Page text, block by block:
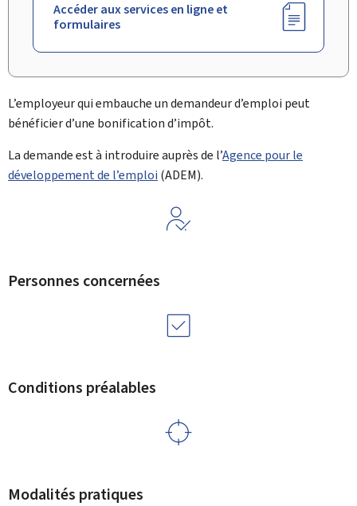
Accéder aux services en ligne et
formulaires
L’employeur qui embauche un demandeur d’emploi peut
bénéficier d’une bonification d’impôt.
La demande est à introduire auprès de l’Agence pour le
développement de l’emploi (ADEM).
Personnes concernées
Conditions préalables
Modalités pratiques